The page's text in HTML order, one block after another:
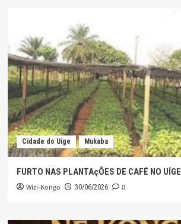
Cidade do Uíge Mukaba
FURTO NAS PLANTAçÕES DE CAFÉ NO UÍGE
Wizi-Kongo 30/06/2026 0